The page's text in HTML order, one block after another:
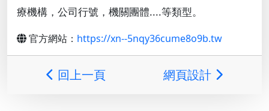
療機構，公司行號，機關團體....等類型。
官方網站： https://xn--5nqy36cume8o9b.tw
回上一頁 網頁設計